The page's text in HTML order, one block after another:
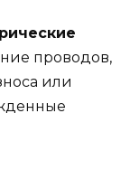
проводов,
или